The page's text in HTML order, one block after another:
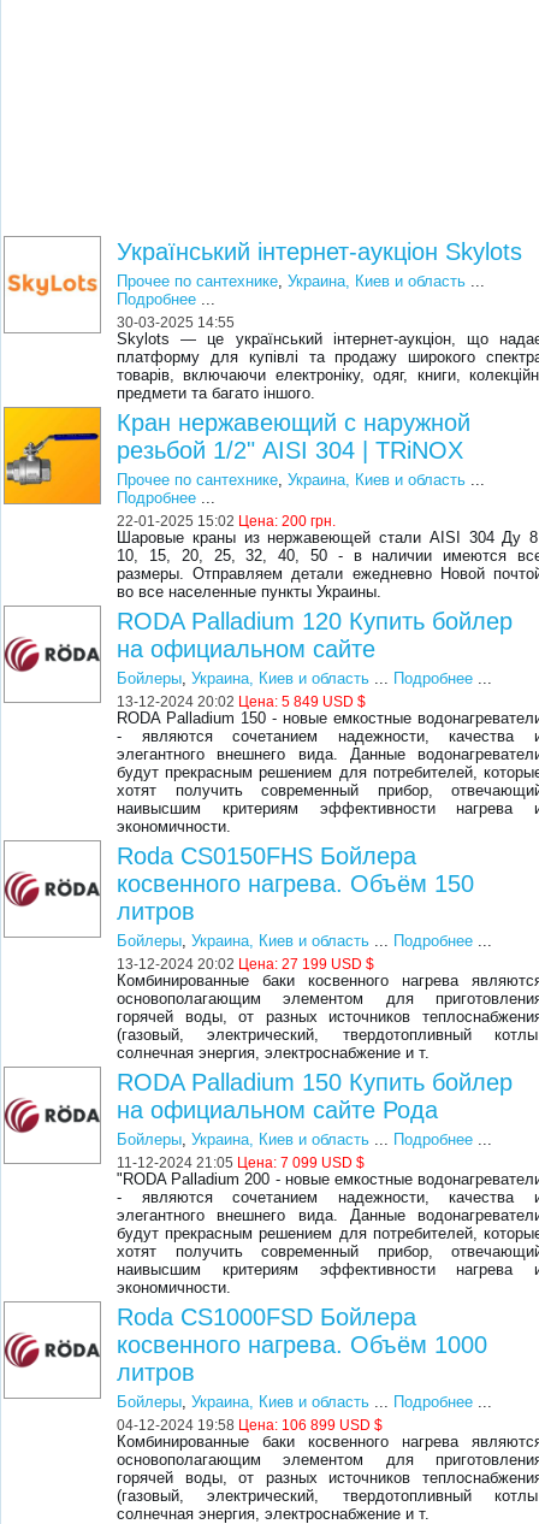
Український інтернет-аукціон Skylots
Прочее по сантехнике,Украина, Киев и область ...
Подробнее ...
30-03-2025 14:55
Skylots — це український інтернет-аукціон, що
платформу для купівлі та продажу широкого
товарів, включаючи електроніку, одяг, книги,
предмети та багато іншого.
Кран нержавеющий с наружной
резьбой 1/2" AISI 304 | TRiNOX
Прочее по сантехнике,Украина, Киев и область ...
Подробнее ...
22-01-2025 15:02 Цена:200 грн.
Шаровые краны из нержавеющей стали AISI 304 Ду
10, 15, 20, 25, 32, 40, 50 - в наличии имеются
размеры. Отправляем детали ежедневно Новой
во все населенные пункты Украины.
RODA Palladium 120 Купить бойлер
на официальном сайте
Бойлеры,Украина, Киев и область ... Подробнее ...
13-12-2024 20:02 Цена:5 849 USD $
RODA Palladium 150 - новые емкостные
- являются сочетанием надежности, качества
элегантного внешнего вида. Данные
будут прекрасным решением для потребителей,
хотят получить современный прибор,
наивысшим критериям эффективности нагрева
экономичности.
Roda CS0150FHS Бойлера
косвенного нагрева. Объём 150
литров
Бойлеры,Украина, Киев и область ... Подробнее ...
13-12-2024 20:02 Цена:27 199 USD $
Комбинированные баки косвенного нагрева
основополагающим элементом для
горячей воды, от разных источников
(газовый, электрический, твердотопливный
солнечная энергия, электроснабжение и т.
RODA Palladium 150 Купить бойлер
на официальном сайте Рода
Бойлеры,Украина, Киев и область ... Подробнее ...
11-12-2024 21:05 Цена:7 099 USD $
"RODA Palladium 200 - новые емкостные
- являются сочетанием надежности, качества
элегантного внешнего вида. Данные
будут прекрасным решением для потребителей,
хотят получить современный прибор,
наивысшим критериям эффективности нагрева
экономичности.
Roda CS1000FSD Бойлера
косвенного нагрева. Объём 1000
литров
Бойлеры,Украина, Киев и область ... Подробнее ...
04-12-2024 19:58 Цена: 106 899 USD $
Комбинированные баки косвенного нагрева
основополагающим элементом для
горячей воды, от разных источников
(газовый, электрический, твердотопливный
солнечная энергия, электроснабжение и т.